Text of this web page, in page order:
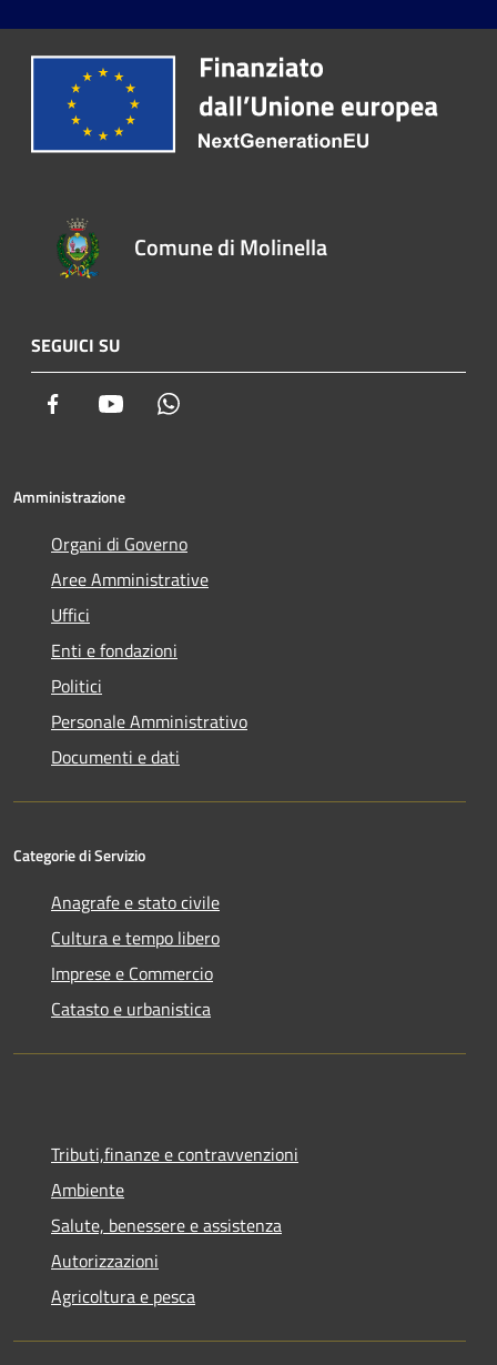
Comune di Molinella
SEGUICI SU
Facebook Youtube
Amministrazione
Organi di Governo
Aree Amministrative
Uffici
Enti e fondazioni
Politici
Personale Amministrativo
Documenti e dati
Categorie di Servizio
Anagrafe e stato civile
Cultura e tempo libero
Imprese e Commercio
Catasto e urbanistica
Tributi,finanze e contravvenzioni
Ambiente
Salute, benessere e assistenza
Autorizzazioni
Agricoltura e pesca